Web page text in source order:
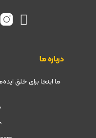
درباره ما
ما اینجا برای خلق